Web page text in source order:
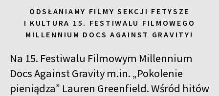
ODSŁANIAMY FILMY SEKCJI FETYSZE
I KULTURA 15. FESTIWALU FILMOWEGO
MILLENNIUM DOCS AGAINST GRAVITY!
Na 15. Festiwalu Filmowym Millennium
Docs Against Gravity m.in. „Pokolenie
pieniądza” Lauren Greenfield. Wśród hitów